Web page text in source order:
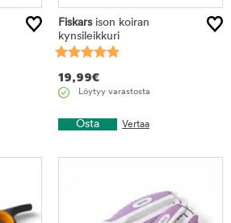
Fiskarsison koiran
kynsileikkuri
19,99€
Löytyy varastosta
Osta Vertaa